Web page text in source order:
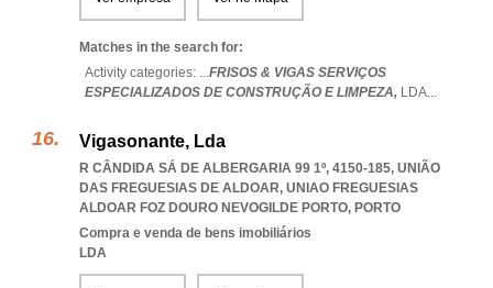
Matches in the search for:
Activity categories: ...FRISOS & VIGAS SERVIÇOS
ESPECIALIZADOS DE CONSTRUÇÃO E LIMPEZA, LDA...
Vigasonante, Lda
R CÂNDIDA SÁ DE ALBERGARIA 99 1º, 4150-185, UNIÃO
DAS FREGUESIAS DE ALDOAR, UNIAO FREGUESIAS
ALDOAR FOZ DOURO NEVOGILDE PORTO, PORTO
Compra e venda de bens imobiliários
LDA